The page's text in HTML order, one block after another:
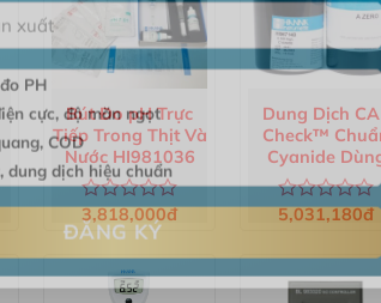
PH
cực, độ măn ngọt
COD
dung dịch hiệu chuẩn
Bút Đo pH Trực
Tiếp Trong Thịt Và
Nước HI981036
Được
xếp
hạng
0
5
3,818,000đ
Dung Dịch
Check™
Cyanide
Cho Máy
HI96714-11
Được
hạng
0
5
5,031,180đ